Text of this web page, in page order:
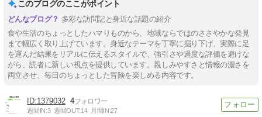
このブログのここがポイント
多彩な訪問記と身近な話題の紹介
食や生活のちょっとしたハマりものから、地域ならではのささやかな発見
まで幅広く取り上げています。身近なテーマを丁寧に掘り下げ、実際に足
を運んだ結果をリアルに伝えるスタイルで、強引さや過度な評価を避けな
がら、読者に新しい視点を提供しています。親しみやすさと情報の濃さを
両立させ、毎日のちょっとした冒険を楽しめる内容です。
1379032 4
週間IN:3 週間OUT:14 月間IN:27